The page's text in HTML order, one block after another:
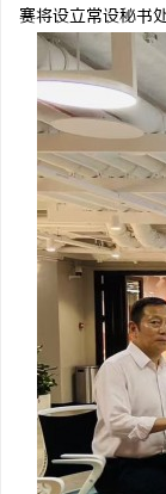
赛将设立常设秘书